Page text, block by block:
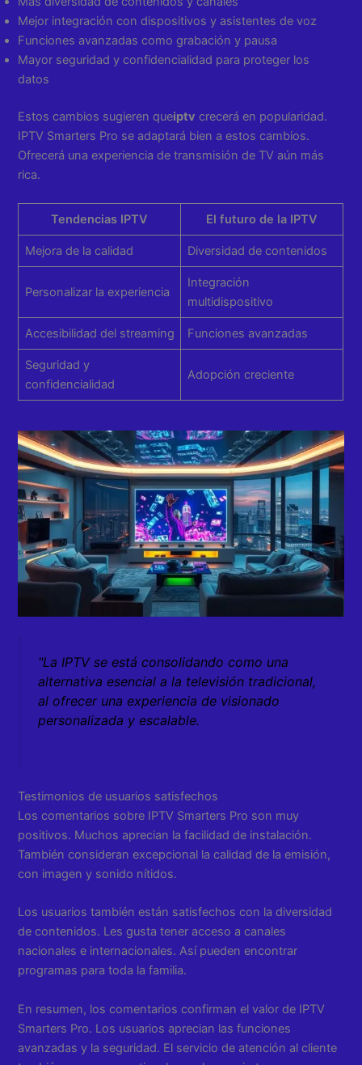
Mejor integración con dispositivos y asistentes de voz
Funciones avanzadas como grabación y pausa
Mayor seguridad y confidencialidad para proteger los
datos
Estos cambios sugieren queiptv crecerá en popularidad.
IPTV Smarters Pro se adaptará bien a estos cambios.
Ofrecerá una experiencia de transmisión de TV aún más
rica.
Tendencias IPTV El futuro de la IPTV
Mejora de la calidad Diversidad de contenidos
Personalizar la experiencia
Integración
multidispositivo
Accesibilidad del streaming Funciones avanzadas
Seguridad y
confidencialidad
Adopción creciente
"La IPTV se está consolidando como una
alternativa esencial a la televisión tradicional,
al ofrecer una experiencia de visionado
personalizada y escalable.
Testimonios de usuarios satisfechos
Los comentarios sobre IPTV Smarters Pro son muy
positivos. Muchos aprecian la facilidad de instalación.
También consideran excepcional la calidad de la emisión,
con imagen y sonido nítidos.
Los usuarios también están satisfechos con la diversidad
de contenidos. Les gusta tener acceso a canales
nacionales e internacionales. Así pueden encontrar
programas para toda la familia.
En resumen, los comentarios confirman el valor de IPTV
Smarters Pro. Los usuarios aprecian las funciones
avanzadas y la seguridad. El servicio de atención al cliente